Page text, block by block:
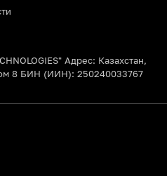
Адрес: Казахстан,
8 БИН (ИИН): 250240033767